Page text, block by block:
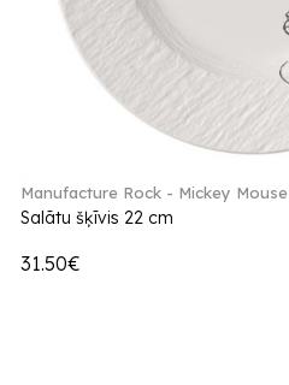
Manufacture Rock - Mickey Mouse
Salātu šķīvis 22 cm
31.50€